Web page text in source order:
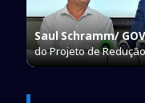
Saul Schramm/ GOV
do Projeto de